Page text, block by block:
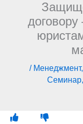
/ Менеджмент,
Семинар,